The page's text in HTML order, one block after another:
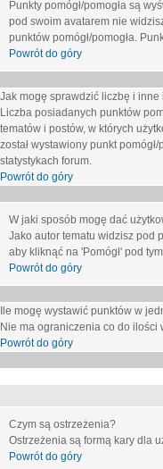
Punkty pomógł/pomogła są
pod swoim avatarem nie
punktów pomógł/pomogła.
Powrót do góry
Jak mogę sprawdzić liczbę i
Liczba posiadanych punktów
tematów i postów, w których
został wystawiony punkt
statystykach forum.
Powrót do góry
W jaki sposób mogę dać
Jako autor tematu widzisz pod
aby kliknąć na 'Pomógł' pod
Powrót do góry
Ile mogę wystawić punktów w
Nie ma ograniczenia co do ilości
Powrót do góry
Czym są ostrzeżenia?
Ostrzeżenia są formą kary dla
Powrót do góry